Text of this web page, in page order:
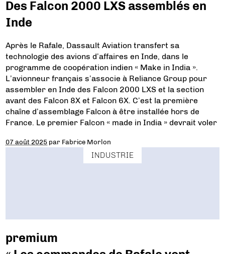
Des Falcon 2000 LXS assemblés en
Inde
Après le Rafale, Dassault Aviation transfert sa
technologie des avions d’affaires en Inde, dans le
programme de coopération indien « Make in India ».
L’avionneur français s’associe à Reliance Group pour
assembler en Inde des Falcon 2000 LXS et la section
avant des Falcon 8X et Falcon 6X. C’est la première
chaîne d’assemblage Falcon à être installée hors de
France. Le premier Falcon « made in India » devrait voler
07 août 2025 par Fabrice Morlon
INDUSTRIE
premium